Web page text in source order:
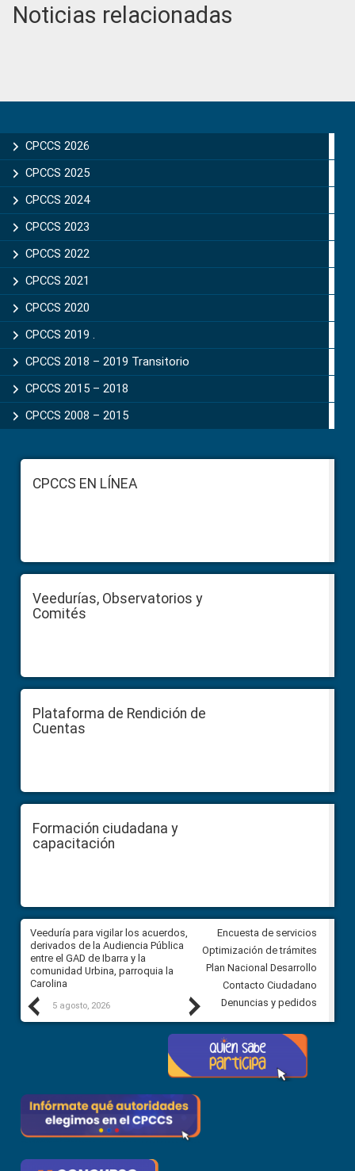
Noticias relacionadas
Sidebar
CPCCS 2026
CPCCS 2025
CPCCS 2024
CPCCS 2023
CPCCS 2022
CPCCS 2021
CPCCS 2020
CPCCS 2019 .
CPCCS 2018 – 2019 Transitorio
CPCCS 2015 – 2018
CPCCS 2008 – 2015
FooterCPCCS EN LÍNEA
Veedurías, Observatorios y
Comités
Plataforma de Rendición de
Cuentas
Formación ciudadana y
capacitación
Previous
Veeduría para vigilar los acuerdos,
derivados de la Audiencia Pública
entre el GAD de Ibarra y la
comunidad Urbina, parroquia la
Carolina
5 agosto, 2026
CPCCS convoca a Veeduría
Ciudadana para vigilar el
5 agosto, 2026
Next
Encuesta de servicios
Optimización de trámites
Plan Nacional Desarrollo
Contacto Ciudadano
Denuncias y pedidos